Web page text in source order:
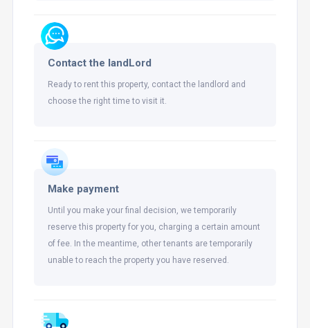
Contact the landLord
Ready to rent this property, contact the landlord and
choose the right time to visit it.
Make payment
Until you make your final decision, we temporarily
reserve this property for you, charging a certain amount
of fee. In the meantime, other tenants are temporarily
unable to reach the property you have reserved.